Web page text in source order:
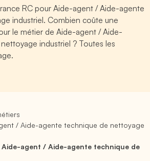
RC pour Aide-agent / Aide-agente
industriel. Combien coûte une
le métier de Aide-agent / Aide-
industriel ? Toutes les
/ Aide-agente technique de nettoyage
Aide-agent / Aide-agente technique de